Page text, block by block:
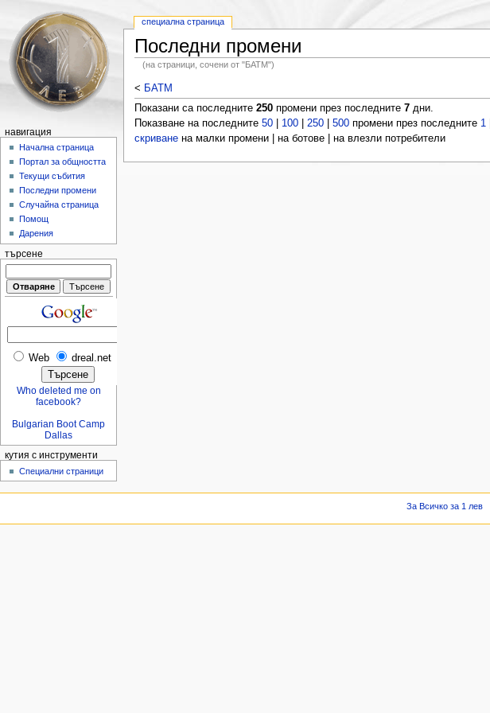
Последни промени
(на страници, сочени от "БАТМ")
< БАТМ
Показани са последните 250промени през последните 7дни.
Показване на последните 50| 100| 250| 500промени през последните 1|
скриванена малки промени | на ботове | на влезли потребители
специална страница
навигация
Начална страница
Портал за общността
Текущи събития
Последни промени
Случайна страница
Помощ
Дарения
търсене
Web dreal.net
Who deleted me on
facebook?
Bulgarian Boot Camp
Dallas
кутия с инструменти
Специални страници
За Всичко за 1 лев